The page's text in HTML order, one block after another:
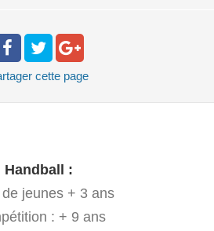
cette page
Handball :
jeunes + 3 ans
: + 9 ans